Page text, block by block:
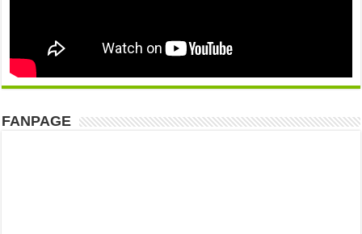
FANPAGE